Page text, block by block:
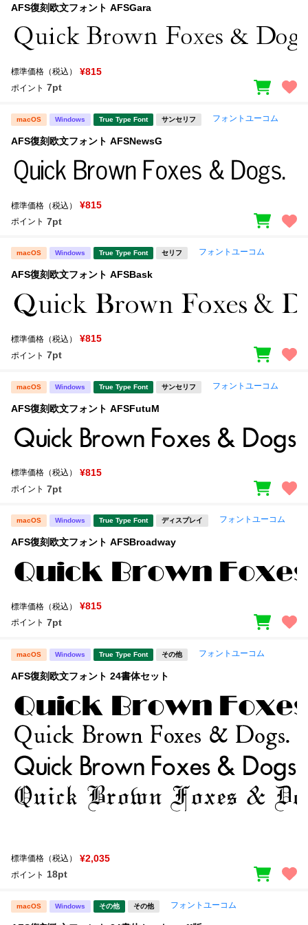
AFS復刻欧文フォント AFSGara
標準価格（税込） ¥815
ポイント 7pt
macOS Windows True Type Font サンセリフ フォントユーコム
AFS復刻欧文フォント AFSNewsG
標準価格（税込） ¥815
ポイント 7pt
macOS Windows True Type Font セリフ フォントユーコム
AFS復刻欧文フォント AFSBask
標準価格（税込） ¥815
ポイント 7pt
macOS Windows True Type Font サンセリフ フォントユーコム
AFS復刻欧文フォント AFSFutuM
標準価格（税込） ¥815
ポイント 7pt
macOS Windows True Type Font ディスプレイ フォントユーコム
AFS復刻欧文フォント AFSBroadway
標準価格（税込） ¥815
ポイント 7pt
macOS Windows True Type Font その他 フォントユーコム
AFS復刻欧文フォント 24書体セット
標準価格（税込） ¥2,035
ポイント 18pt
macOS Windows その他 その他 フォントユーコム